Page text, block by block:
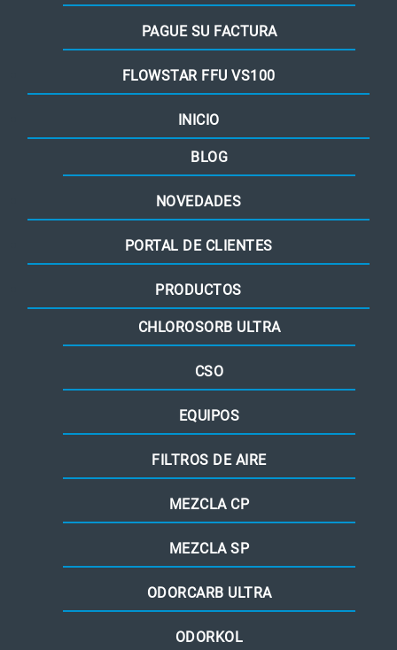
PAGUE SU FACTURA
FLOWSTAR FFU VS100
INICIO
BLOG
NOVEDADES
PORTAL DE CLIENTES
PRODUCTOS
CHLOROSORB ULTRA
CSO
EQUIPOS
FILTROS DE AIRE
MEZCLA CP
MEZCLA SP
ODORCARB ULTRA
ODORKOL